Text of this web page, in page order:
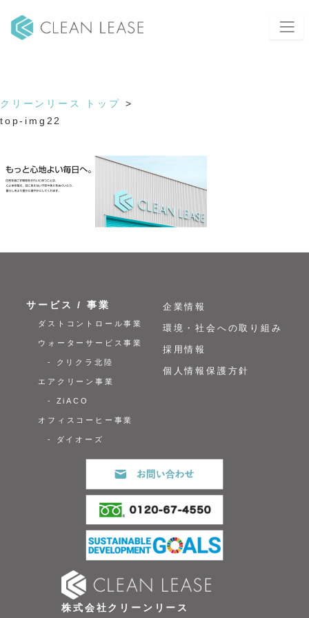
top-img22
2020年11月11日
クリーンリース トップ >
top-img22
サービス / 事業
ダストコントロール事業
ウォーターサービス事業
- クリクラ北陸
エアクリーン事業
- ZiACO
オフィスコーヒー事業
- ダイオーズ
企業情報
環境・社会への取り組み
採用情報
個人情報保護方針
株式会社クリーンリース